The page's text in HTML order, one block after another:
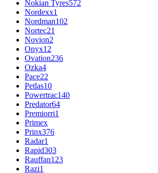
Nokian Tyres572
Nordexx1
Nordman102
Nortec21
Novion2
Onyx12
Ovation236
Ozka4
Pace22
Petlas10
Powertrac140
Predator64
Premiorri1
Primex
Prinx376
Radar1
Rapid303
Rauffan123
Razi1